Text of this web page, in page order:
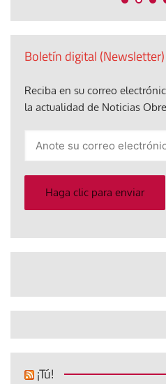
Boletín digital (Newsletter)
Reciba en su correo
la actualidad de Noticias
electrónico
Haga clic para enviar
¡Tú!